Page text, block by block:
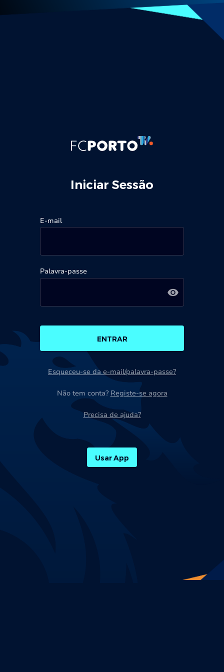
Iniciar Sessão
E-mail
Palavra-passe
ENTRAR
Esqueceu-se da e-mail/palavra-passe?
Não tem conta? Registe-se agora
Precisa de ajuda?
Usar App